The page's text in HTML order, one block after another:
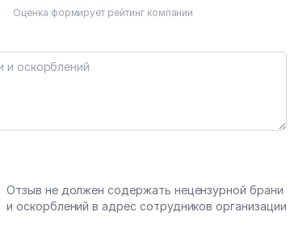
Оценка формирует рейтинг компании
Отзыв не должен содержать нецензурной брани
и оскорблений в адрес сотрудников организации